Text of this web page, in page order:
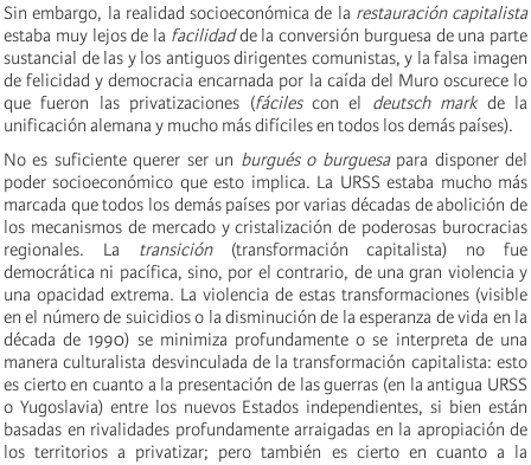
Sin embargo, la realidad socioeconómica de la restauración capitalista
estaba muy lejos de la facilidadde la conversión burguesa de una parte
sustancial de las y los antiguos dirigentes comunistas, y la falsa imagen
de felicidad y democracia encarnada por la caída del Muro oscurece lo
que fueron las privatizaciones (fácilescon el deutsch markde la
unificación alemana y mucho más difíciles en todos los demás países).
No es suficiente querer ser un burgués o burguesapara disponer del
poder socioeconómico que esto implica. La URSS estaba mucho más
marcada que todos los demás países por varias décadas de abolición de
los mecanismos de mercado y cristalización de poderosas burocracias
regionales. La transición(transformación capitalista) no fue
democrática ni pacífica, sino, por el contrario, de una gran violencia y
una opacidad extrema. La violencia de estas transformaciones (visible
en el número de suicidios o la disminución de la esperanza de vida en la
década de 1990) se minimiza profundamente o se interpreta de una
manera culturalista desvinculada de la transformación capitalista: esto
es cierto en cuanto a la presentación de las guerras (en la antigua URSS
o Yugoslavia) entre los nuevos Estados independientes, si bien están
basadas en rivalidades profundamente arraigadas en la apropiación de
los territorios a privatizar; pero también es cierto en cuanto a la